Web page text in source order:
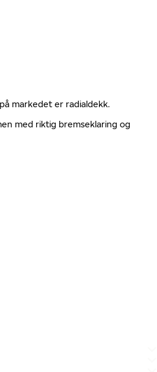
markedet er radialdekk.
med riktig bremseklaring og